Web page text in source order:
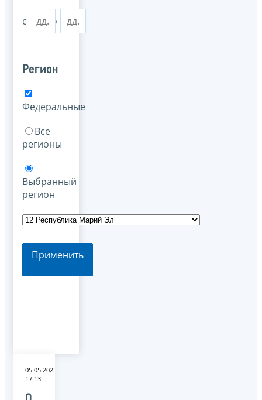
с по
Регион
Федеральные
Все
регионы
Выбранный
регион
Применить
05.05.2023
17:13